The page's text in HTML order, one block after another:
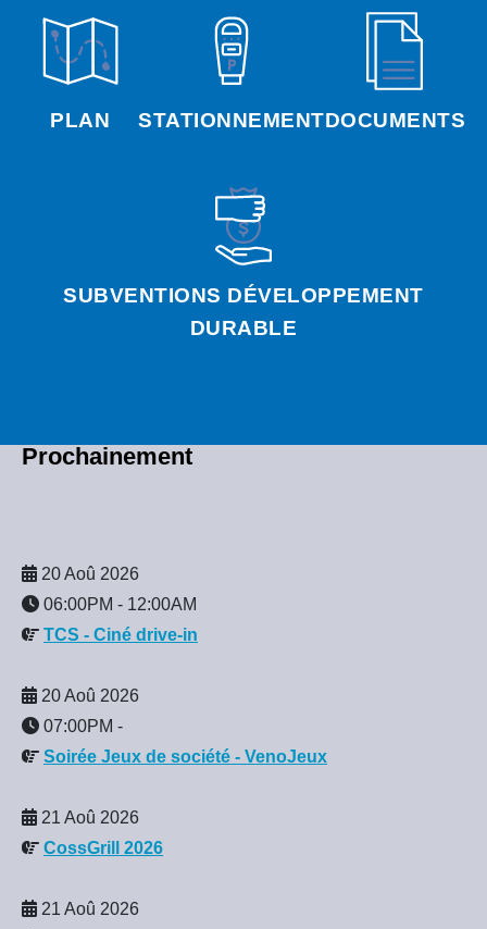
PLAN STATIONNEMENTDOCUMENTS
SUBVENTIONS DÉVELOPPEMENT
DURABLE
Prochainement
20 Aoû 2026
06:00PM - 12:00AM
TCS - Ciné drive-in
20 Aoû 2026
07:00PM -
Soirée Jeux de société - VenoJeux
21 Aoû 2026
CossGrill 2026
21 Aoû 2026